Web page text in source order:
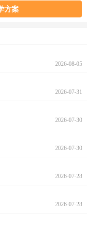
2026-08-05
2026-07-31
2026-07-30
2026-07-30
2026-07-28
2026-07-28